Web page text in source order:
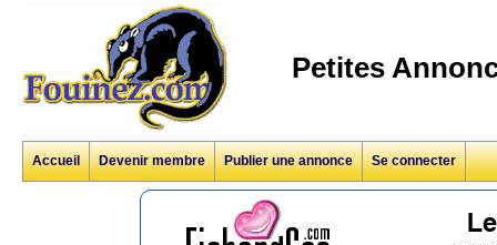
Petites
Accueil Devenir membre Publier une annonce Se connecter